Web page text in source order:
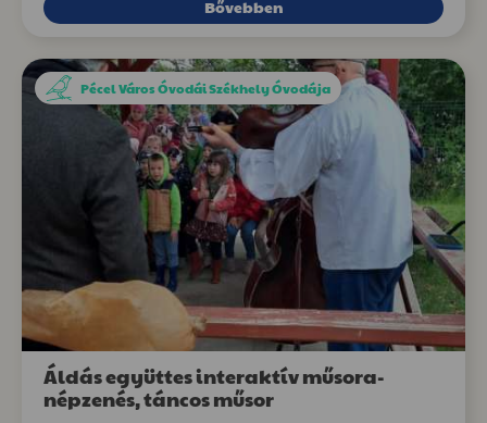
Bővebben
Áldás együttes interaktív műsora-
népzenés, táncos műsor
Pécel Város Óvodái Székhely Óvodája